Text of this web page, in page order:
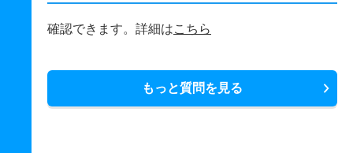
確認できます。詳細はこちら
もっと質問を見る